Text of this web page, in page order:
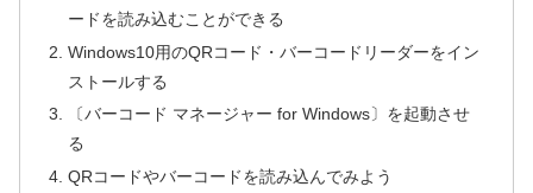
ードを読み込むことができる
Windows10用のQRコード・バーコードリーダーをイン
ストールする
〔バーコード マネージャー for Windows〕を起動させ
る
QRコードやバーコードを読み込んでみよう